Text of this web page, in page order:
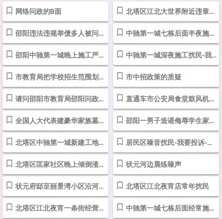
网络问政的B面 北塔区江北大世界附近违章建筑很多
邵阳违法违规举债多人被问责：市长被诫勉谈话_网易订阅 中驰第一城七栋后面半夜施工严重扰民-我要投诉-投诉直通车
邵阳中驰第一城晚上施工严重扰民-我要投诉-投诉直通车 中驰第一城深夜施工扰民-我要投诉-投诉直通车
市教育局把学校招生范围划分当敛财工具 市中招政策的质疑
请问邵阳市教育局邵阳问政《邵市教育局疑似组织干部到深圳游城玩水》... 直通车市公安局食堂鼓风机声如雷鸣，居民不堪其扰-我要投诉-投诉直通车
全国人大代表建豪华家族墓，是不良示范_搜狐新闻_搜狐网 邵阳一男子造谣侮辱学生家长 警方万里追击将其拘留_大湘网_腾讯网
北塔区中驰第一城新建工地扰民_投诉举报_ 投诉直通车_华声在线 居民区噪音扰民-我要投诉-投诉直通车
北塔区匡家社区晚上倾倒渣土扰民 状元河边晨练噪声
状元府邸至丽景湾小区沿河路段晨练噪音扰民 - 问政湖南 - 红网 北塔区江北夜宵店常年扰民
北塔区江北夜宵一条街经营扰民 - 问政湖南 - 红网 中驰第一城七栋后面经常施工到深夜，严重影响居民作息-问政湖南